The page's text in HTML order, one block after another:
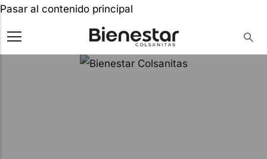
Pasar al contenido principal